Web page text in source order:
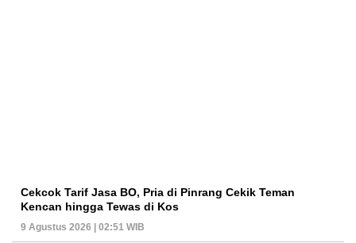
Cekcok Tarif Jasa BO, Pria di Pinrang Cekik Teman
Kencan hingga Tewas di Kos
9 Agustus 2026 | 02:51 WIB